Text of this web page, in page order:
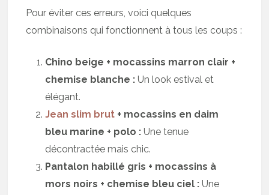
Pour éviter ces erreurs, voici quelques
combinaisons qui fonctionnent à tous les coups :
Chino beige + mocassins marron clair +
chemise blanche : Un look estival et
élégant.
Jean slim brut + mocassins en daim
bleu marine + polo : Une tenue
décontractée mais chic.
Pantalon habillé gris + mocassins à
mors noirs + chemise bleu ciel : Une